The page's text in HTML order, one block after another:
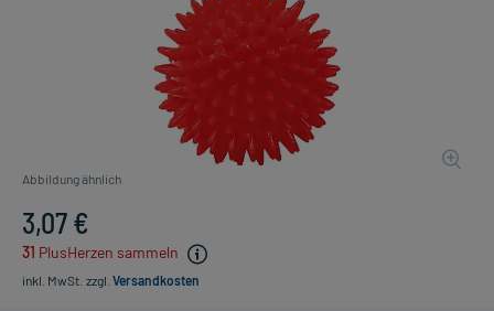
Abbildung ähnlich
3,07 €
31 PlusHerzen sammeln
inkl. MwSt. zzgl. Versandkosten